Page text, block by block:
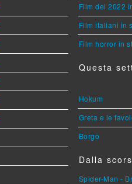
Film del 2022
Film italiani in
Film horror in
Questa
Hokum
Greta e le
Borgo
Dalla
Spider-Man -